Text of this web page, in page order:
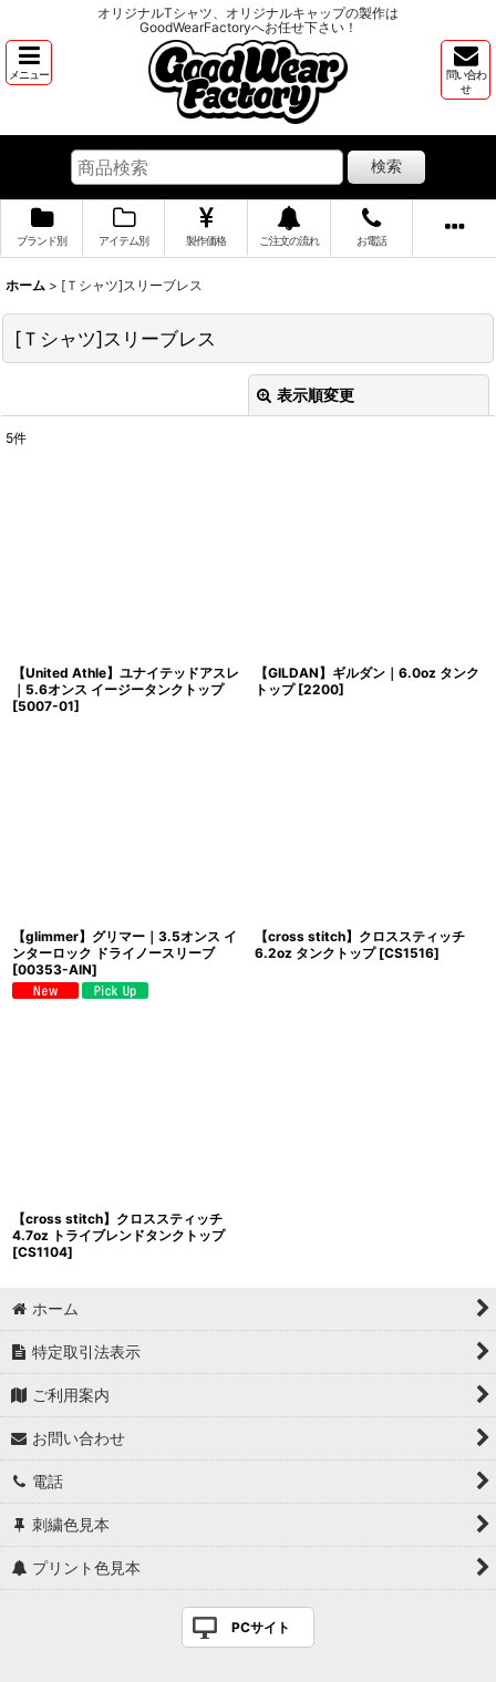
オリジナルTシャツ、オリジナルキャップの製作は
GoodWearFactoryへお任せ下さい！
メニュー
問い合わ
せ
検索
ブランド別 アイテム別 製作価格 ご注文の流れ お電話
ホーム > [Ｔシャツ]スリーブレス
[Ｔシャツ]スリーブレス
表示順変更
5件
【United Athle】ユナイテッドアスレ
｜5.6オンス イージータンクトップ
[5007-01]
【GILDAN】ギルダン｜6.0oz タンク
トップ [2200]
【glimmer】グリマー｜3.5オンス イ
ンターロック ドライノースリーブ
[00353-AIN]
【cross stitch】クロススティッチ
6.2oz タンクトップ [CS1516]
【cross stitch】クロススティッチ
4.7oz トライブレンドタンクトップ
[CS1104]
ホーム
特定取引法表示
ご利用案内
お問い合わせ
電話
刺繍色見本
プリント色見本
PCサイト